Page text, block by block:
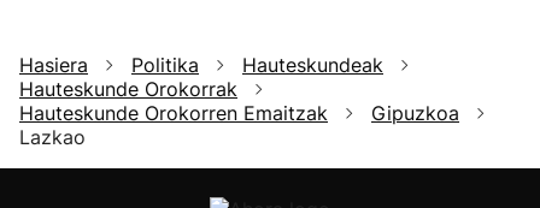
Hasiera Politika
Hauteskundeak
Hauteskunde Orokorrak
Hauteskunde Orokorren Emaitzak
Gipuzkoa
Lazkao